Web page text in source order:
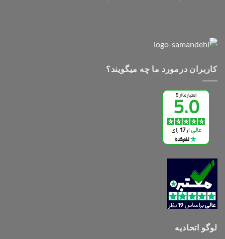
کاربران درمورد ما چه میگویند؟
لوگو اتحادیه